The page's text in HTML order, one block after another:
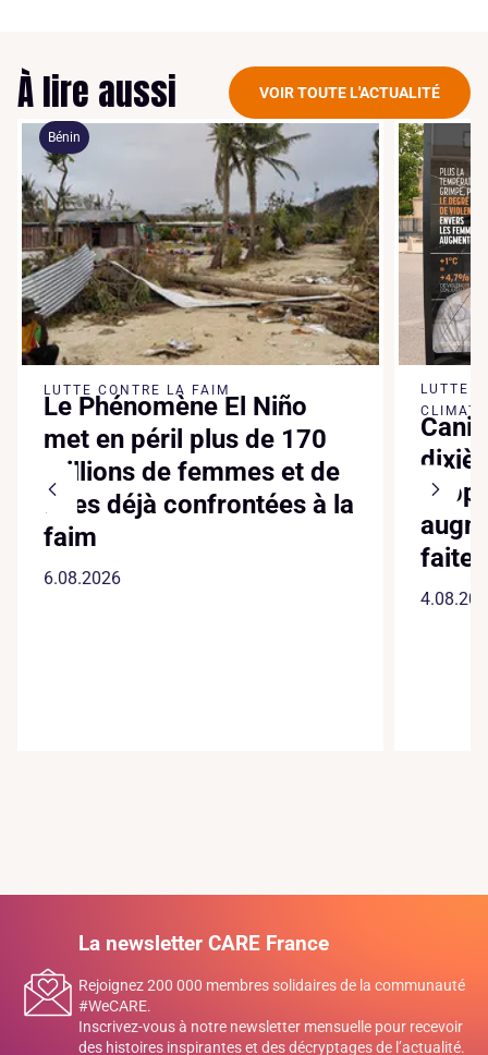
À lire aussi VOIR TOUTE L'ACTUALITÉ
Bénin
LUTTE CONTRE LA FAIM
Le Phénomène El Niño
met en péril plus de 170
millions de femmes et de
filles déjà confrontées à la
faim
6.08.2026
LUTTE
La newsletter CARE France
Rejoignez 200 000 membres solidaires de la communauté
#WeCARE.
Inscrivez-vous à notre newsletter mensuelle pour recevoir
des histoires inspirantes et des décryptages de l’actualité.